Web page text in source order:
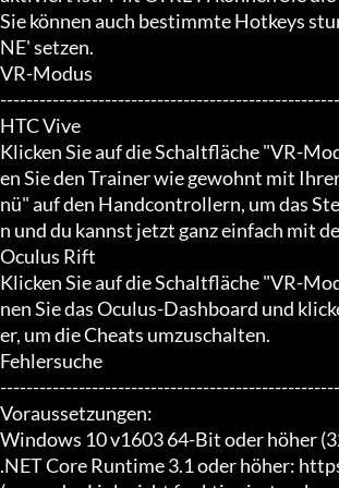
Sie können auch bestimmte Hotkeys
NE' setzen.
VR-Modus
HTC Vive
Klicken Sie auf die Schaltfläche "VR-
en Sie den Trainer wie gewohnt mit
nü" auf den Handcontrollern, um das
n und du kannst jetzt ganz einfach mit
Oculus Rift
Klicken Sie auf die Schaltfläche "VR-
nen Sie das Oculus-Dashboard und
er, um die Cheats umzuschalten.
Fehlersuche
Voraussetzungen:
Windows 10 v1603 64-Bit oder höher
.NET Core Runtime 3.1 oder höher: